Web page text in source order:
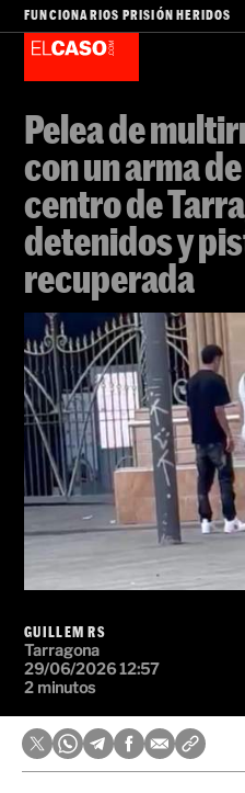
FUNCIONARIOS PRISIÓN HERIDOS
Pelea de
con un arma
centro de
detenidos y
recuperada
GUILLEM RS
Tarragona
29/06/2026 12:57
2 minutos